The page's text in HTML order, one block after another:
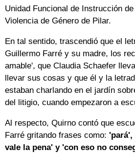
Unidad Funcional de Instrucción
Violencia de Género de Pilar.
En tal sentido, trascendió que el
Guillermo Farré y su madre, los
amable', que Claudia Schaefer
llevar sus cosas y que él y la
estaban charlando en el jardín
del litigio, cuando empezaron a
Al respecto, Quirno contó que
Farré gritando frases como: 'pará',
vale la pena' y 'con eso no